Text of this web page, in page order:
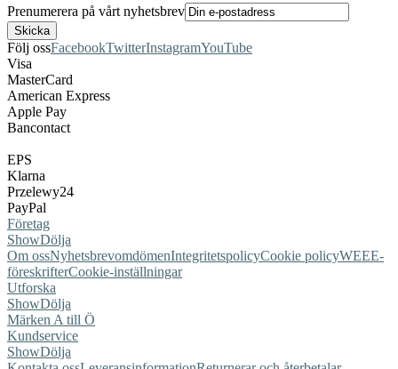
Prenumerera på vårt nyhetsbrev
Följ ossFacebookTwitterInstagramYouTube
Visa
MasterCard
American Express
Apple Pay
Bancontact
EPS
Klarna
Przelewy24
PayPal
Företag
ShowDölja
Om ossNyhetsbrevomdömenIntegritetspolicyCookie policyWEEE-
föreskrifterCookie-inställningar
Utforska
ShowDölja
Märken A till Ö
Kundservice
ShowDölja